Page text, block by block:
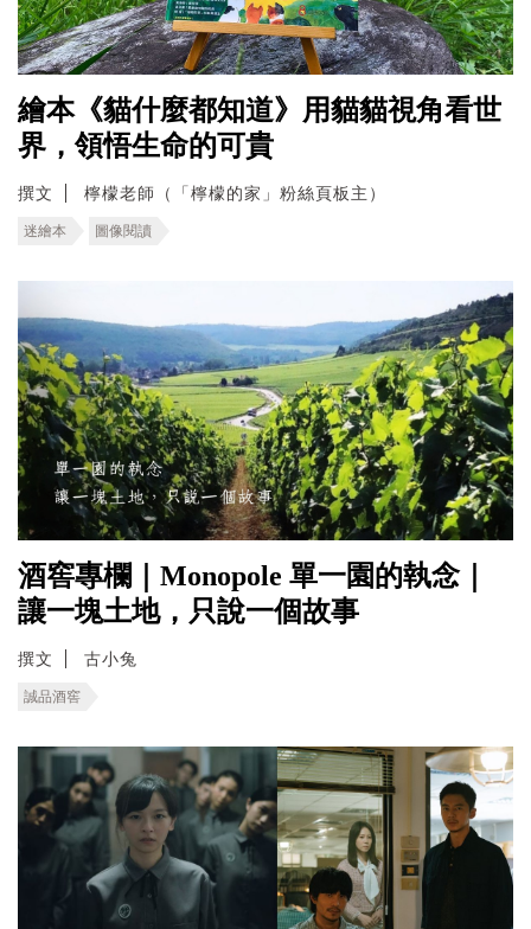
繪本《貓什麼都知道》用貓貓視角看世
界，領悟生命的可貴
撰文 檸檬老師（「檸檬的家」粉絲頁板主）
迷繪本 圖像閱讀
酒窖專欄｜Monopole 單一園的執念｜
讓一塊土地，只說一個故事
撰文 古小兔
誠品酒窖